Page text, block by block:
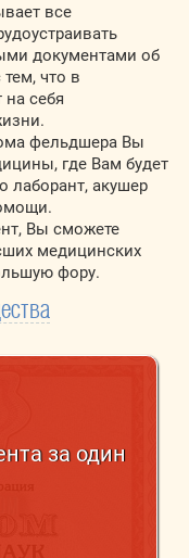
все
документами об
что в
себя
фельдшера Вы
где Вам будет
лаборант, акушер
Вы сможете
медицинских
фору.
за один